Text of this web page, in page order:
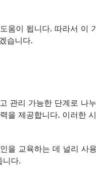
움이 됩니다. 따라서 이
습니다.
관리 가능한 단계로 나
을 제공합니다. 이러한
을 교육하는 데 널리 사
니다.